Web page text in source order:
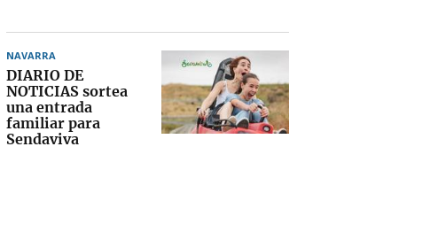
NAVARRA
DIARIO DE
NOTICIAS sortea
una entrada
familiar para
Sendaviva